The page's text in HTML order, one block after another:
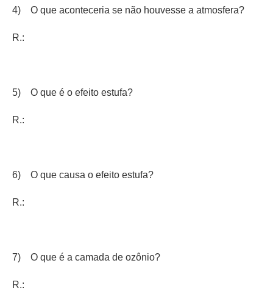
4) O que aconteceria se não houvesse a atmosfera?
R.:
5) O que é o efeito estufa?
R.:
6) O que causa o efeito estufa?
R.:
7) O que é a camada de ozônio?
R.: